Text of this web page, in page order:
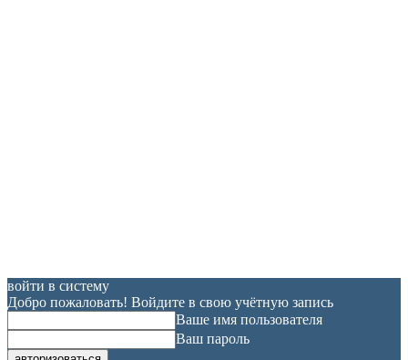
войти в систему
Добро пожаловать! Войдите в свою учётную запись
Ваше имя пользователя
Ваш пароль